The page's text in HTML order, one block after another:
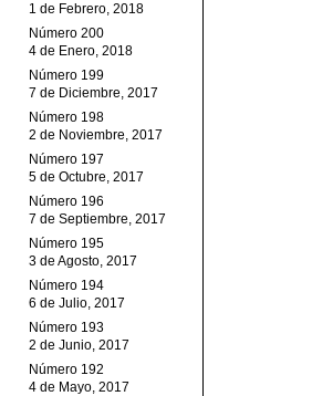
1 de Febrero, 2018
Número 200
4 de Enero, 2018
Número 199
7 de Diciembre, 2017
Número 198
2 de Noviembre, 2017
Número 197
5 de Octubre, 2017
Número 196
7 de Septiembre, 2017
Número 195
3 de Agosto, 2017
Número 194
6 de Julio, 2017
Número 193
2 de Junio, 2017
Número 192
4 de Mayo, 2017